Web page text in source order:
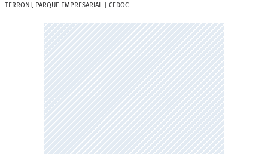
TERRONI, PARQUE EMPRESARIAL | CEDOC